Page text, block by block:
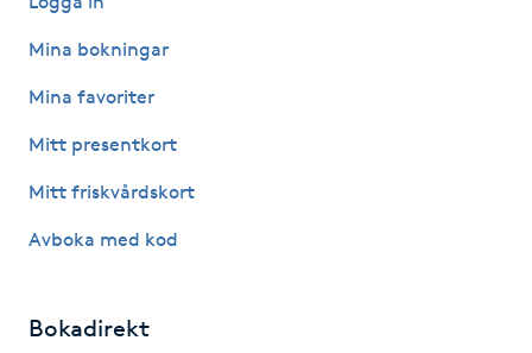
Hårförlängning
Hälsa
Mina bokningar
Mina favoriter
Mitt presentkort
Mitt friskvårdskort
Avboka med kod
Bokadirekt